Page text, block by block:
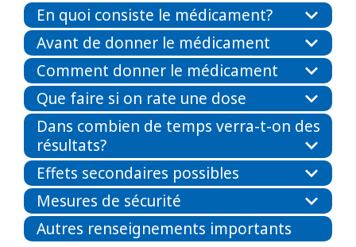
En quoi consiste le médicament?
Avant de donner le médicament
Comment donner le médicament
Que faire si on rate une dose
Dans combien de temps verra-t-on des
résultats?
Effets secondaires possibles
Mesures de sécurité
Autres renseignements importants